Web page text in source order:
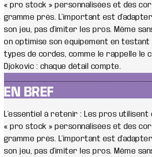
« pro stock » personnalisées et des
gramme près. L’important est
son jeu, pas d’imiter les pros. Même
on optimise son équipement en
types de cordes, comme le rappelle le
Djokovic : chaque détail compte.
EN BREF
L’essentiel à retenir : Les pros
« pro stock » personnalisées et des
gramme près. L’important est
son jeu, pas d’imiter les pros. Même